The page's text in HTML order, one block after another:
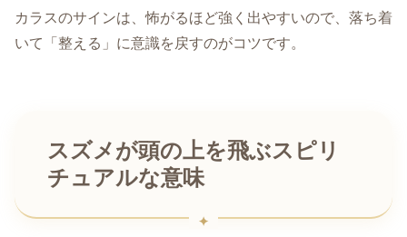
カラスのサインは、怖がるほど強く出やすいので、落ち着
いて「整える」に意識を戻すのがコツです。
スズメが頭の上を飛ぶスピリ
チュアルな意味